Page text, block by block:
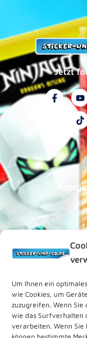
Um Ihnen ein
wie Cookies, um
zuzugreifen. Wenn Sie
wie das Surfverhalten
verarbeiten. Wenn Sie
Jetzt
F
a
k
-
f
Y
o
u
t
u
b
e
T
i
k
t
o
k
Blue